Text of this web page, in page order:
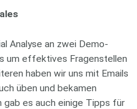
Analyse an zwei Demo-
um effektives Fragenstellen
haben wir uns mit Emails
üben und bekamen
gab es auch einige Tipps für